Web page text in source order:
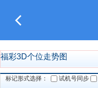
福彩3D个位走势图
标记形式选择： 试机号同步